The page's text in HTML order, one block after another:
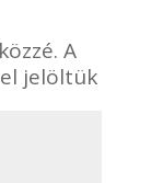
A
jelöltük